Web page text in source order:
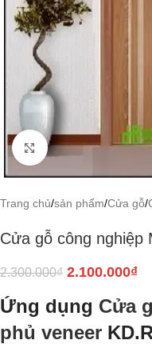
Click to enlarge
Trang chủ/sản phẩm/Cửa gỗ/
Cửa gỗ công nghiệp
2.300.000₫ 2.100.000₫
Ứng dụng Cửa
phủ veneer